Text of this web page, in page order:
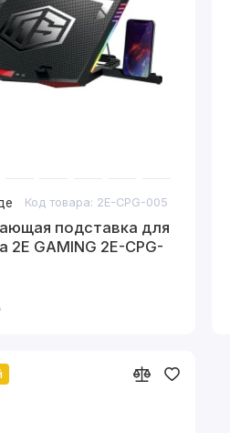
Код товара: 2E-CPG-005
подставка для
2E GAMING 2E-CPG-